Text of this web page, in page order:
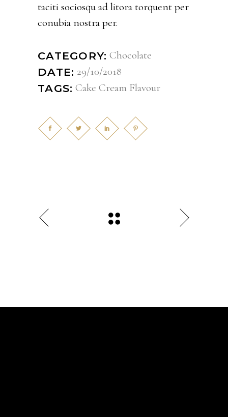
taciti sociosqu ad litora torquent per
conubia nostra per.
CATEGORY: Chocolate
DATE: 29/10/2018
TAGS: Cake Cream Flavour